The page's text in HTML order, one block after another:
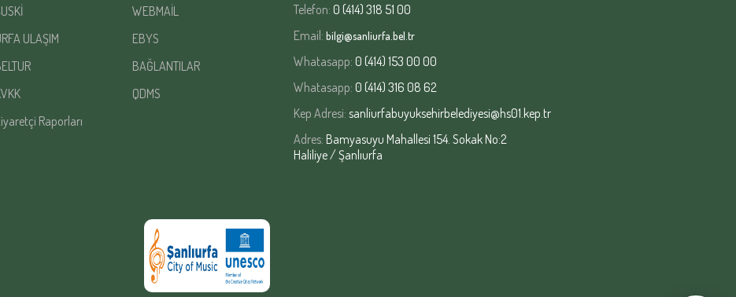
WEBMAİL
ULAŞIM
EBYS
BAĞLANTILAR
QDMS
Raporları
Telefon: 0 (414) 318 51 00
Email: bilgi@sanliurfa.bel.tr
Whatasapp: 0 (414) 153 00 00
Whatasapp: 0 (414) 316 08 62
Kep Adresi: sanliurfabuyuksehirbelediyesi@hs01.kep.tr
Adres: Bamyasuyu Mahallesi 154. Sokak No:2
Haliliye / Şanlıurfa